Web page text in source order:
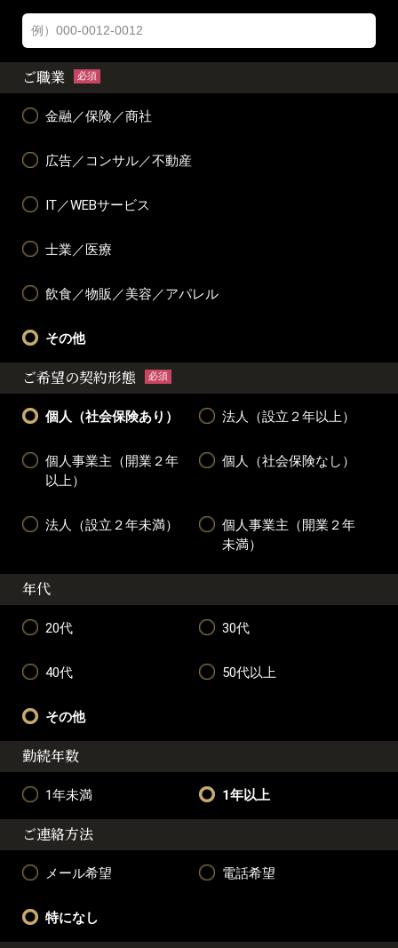
ご職業 必須
金融／保険／商社
広告／コンサル／不動産
IT／WEBサービス
士業／医療
飲食／物販／美容／アパレル
その他
ご希望の契約形態 必須
個人（社会保険あり） 法人（設立２年以上）
個人事業主（開業２年
以上）
個人（社会保険なし）
法人（設立２年未満）
個人事業主（開業２年
未満）
年代
20代 30代
40代 50代以上
その他
勤続年数
1年未満 1年以上
ご連絡方法
メール希望 電話希望
特になし